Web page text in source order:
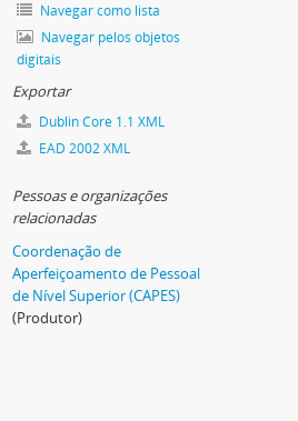
Navegar como lista
Navegar pelos objetos
digitais
Exportar
Dublin Core 1.1 XML
EAD 2002 XML
Pessoas e organizações
relacionadas
Coordenação de
Aperfeiçoamento de Pessoal
de Nível Superior (CAPES)
(Produtor)